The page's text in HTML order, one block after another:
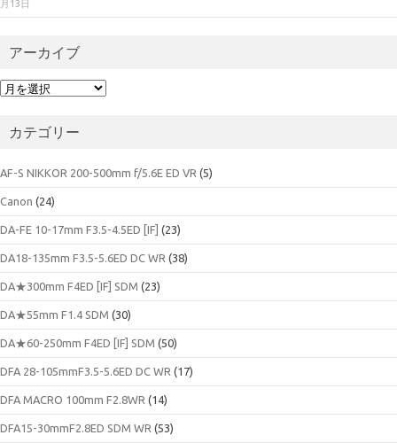
月13日
アーカイブ
ア
イカテゴリー
AF-S NIKKOR 200-500mm f/5.6E ED VR (5)
Canon (24)
DA-FE 10-17mm F3.5-4.5ED [IF] (23)
DA18-135mm F3.5-5.6ED DC WR (38)
DA★300mm F4ED [IF] SDM (23)
DA★55mm F1.4 SDM (30)
DA★60-250mm F4ED [IF] SDM (50)
DFA 28-105mmF3.5-5.6ED DC WR (17)
DFA MACRO 100mm F2.8WR (14)
DFA15-30mmF2.8ED SDM WR (53)